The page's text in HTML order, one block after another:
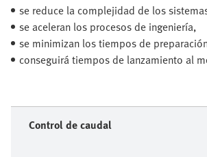
se reduce la complejidad de los
se aceleran los procesos de ingeniería,
se minimizan los tiempos de
conseguirá tiempos de lanzamiento al
Control de caudal